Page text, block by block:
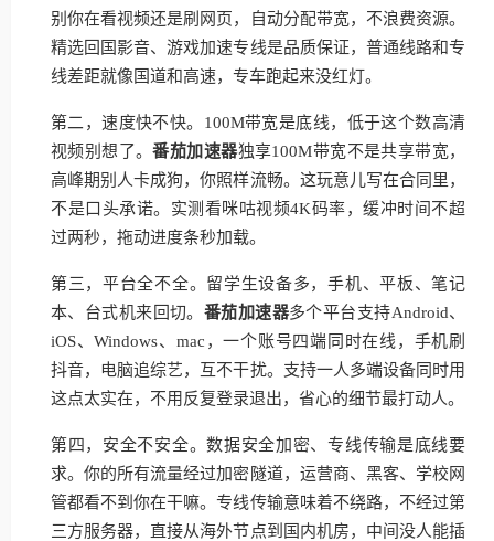
别你在看视频还是刷网页，自动分配带宽，不浪费资源。
精选回国影音、游戏加速专线是品质保证，普通线路和专
线差距就像国道和高速，专车跑起来没红灯。
第二，速度快不快。100M带宽是底线，低于这个数高清
视频别想了。番茄加速器独享100M带宽不是共享带宽，
高峰期别人卡成狗，你照样流畅。这玩意儿写在合同里，
不是口头承诺。实测看咪咕视频4K码率，缓冲时间不超
过两秒，拖动进度条秒加载。
第三，平台全不全。留学生设备多，手机、平板、笔记
本、台式机来回切。 番茄加速器多个平台支持Android、
iOS、Windows、mac，一个账号四端同时在线，手机刷
抖音，电脑追综艺，互不干扰。支持一人多端设备同时用
这点太实在，不用反复登录退出，省心的细节最打动人。
第四，安全不安全。数据安全加密、专线传输是底线要
求。你的所有流量经过加密隧道，运营商、黑客、学校网
管都看不到你在干嘛。专线传输意味着不绕路，不经过第
三方服务器，直接从海外节点到国内机房，中间没人能插